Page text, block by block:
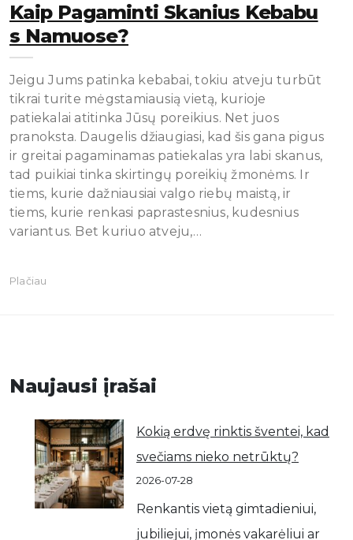
Kaip Pagaminti Skanius Kebabu
S Namuose?
Jeigu Jums patinka kebabai, tokiu atveju turbūt
tikrai turite mėgstamiausią vietą, kurioje
patiekalai atitinka Jūsų poreikius. Net juos
pranoksta. Daugelis džiaugiasi, kad šis gana pigus
ir greitai pagaminamas patiekalas yra labi skanus,
tad puikiai tinka skirtingų poreikių žmonėms. Ir
tiems, kurie dažniausiai valgo riebų maistą, ir
tiems, kurie renkasi paprastesnius, kudesnius
variantus. Bet kuriuo atveju,…
Plačiau
Naujausi įrašai
Kokią erdvę rinktis šventei, kad
svečiams nieko netrūktų?
2026-07-28
Renkantis vietą gimtadieniui,
jubiliejui, įmonės vakarėliui ar